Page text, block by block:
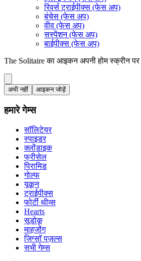
रिवर्स ट्राईपीक्स (फेस अप)
बंचेस (फेस अप)
वीव (फेस अप)
सस्पेंशन (फेस अप)
बाईपीक्स (फेस अप)
The Solitaire का आइकन अपनी होम स्क्रीन पर
अभी नहीं आइकन जोड़ें
हमारे गेम्स
सॉलिटेयर
स्पाइडर
क्लोंडाइक
फ्रीसेल
पिरामिड
गोल्फ
यूकून
ट्राईपीक्स
फोर्टी थीव्स
Hearts
सूडोकू
माहजोंग
जिग्सॉ पज़ल्स
सभी गेम्स